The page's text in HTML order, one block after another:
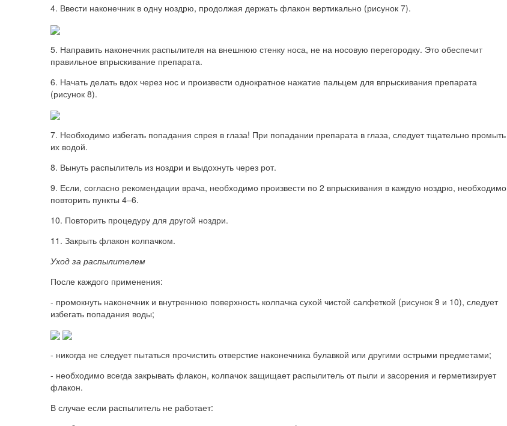
4. Ввести наконечник в одну ноздрю, продолжая держать флакон вертикально (рисунок 7).
5. Направить наконечник распылителя на внешнюю стенку носа, не на носовую перегородку. Это обеспечит
правильное впрыскивание препарата.
6. Начать делать вдох через нос и произвести однократное нажатие пальцем для впрыскивания препарата
(рисунок 8).
7. Необходимо избегать попадания спрея в глаза! При попадании препарата в глаза, следует тщательно промыть
их водой.
8. Вынуть распылитель из ноздри и выдохнуть через рот.
9. Если, согласно рекомендации врача, необходимо произвести по 2 впрыскивания в каждую ноздрю, необходимо
повторить пункты 4–6.
10. Повторить процедуру для другой ноздри.
11. Закрыть флакон колпачком.
Уход за распылителем
После каждого применения:
- промокнуть наконечник и внутреннюю поверхность колпачка сухой чистой салфеткой (рисунок 9 и 10), следует
избегать попадания воды;
- никогда не следует пытаться прочистить отверстие наконечника булавкой или другими острыми предметами;
- необходимо всегда закрывать флакон, колпачок защищает распылитель от пыли и засорения и герметизирует
флакон.
В случае если распылитель не работает: